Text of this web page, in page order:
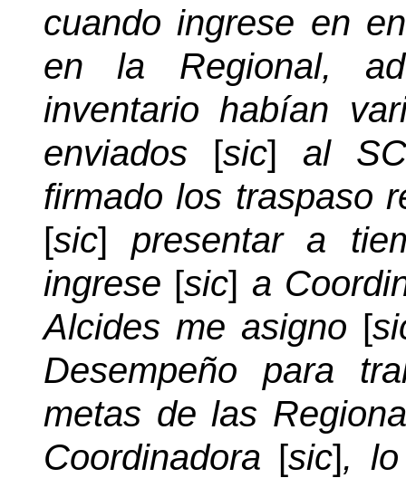
cuando ingrese en
en la Regional,
inventario habían
enviados [sic] al
firmado los traspaso
[sic] presentar a
ingrese [sic] a
Alcides me asigno [
Desempeño para
metas de las
Coordinadora [sic], lo